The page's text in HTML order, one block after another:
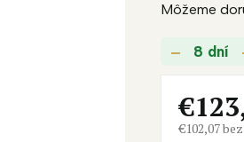
8 dní
Môžeme
produktu
0,0
hviezdičiek.
€102,07